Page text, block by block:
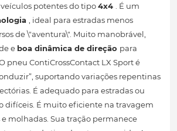
potentes do tipo4x4 . É um
, ideal para estradas menos
de \"aventura\". Muito manobrável,
e boa dinâmica de direção para
pneu ContiCrossContact LX Sport é
suportando variações repentinas
É adequado para estradas ou
difíceis. É muito eficiente na travagem
e molhadas. Sua tração permanece